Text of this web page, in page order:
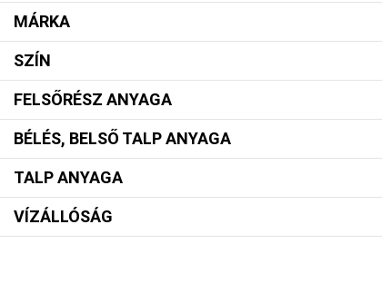
MÁRKA
SZÍN
FELSŐRÉSZ ANYAGA
BÉLÉS, BELSŐ TALP ANYAGA
TALP ANYAGA
VÍZÁLLÓSÁG